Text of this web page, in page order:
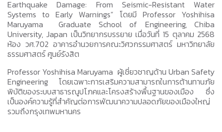
Earthquake Damage: From Seismic-Resistant Water
Systems to Early Warnings” โดยมี Professor Yoshihisa
Maruyama Graduate School of Engineering, Chiba
University, Japan เป็นวิทยากรบรรยาย เมื่อวันที่ 15 ตุลาคม 2568
ห้อง วศ.702 อาคารอำนวยการคณะวิศวกรรมศาสตร์ มหาวิทยาลัย
ธรรมศาสตร์ ศูนย์รังสิต
Professor Yoshihisa Maruyama ผู้เชี่ยวชาญด้าน Urban Safety
Engineering โดยเฉพาะการเสริมความสามารถในการต้านทานภัย
พิบัติของระบบสาธารณูปโภคและโครงสร้างพื้นฐานของเมือง ซึ่ง
เป็นองค์ความรู้ที่สำคัญต่อการพัฒนาความปลอดภัยของเมืองใหญ่
รวมถึงกรุงเทพมหานคร